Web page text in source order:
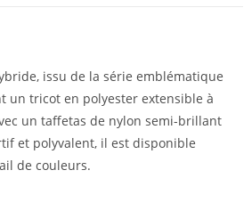
issu de la série emblématique
un tricot en polyester extensible à
un taffetas de nylon semi-brillant
et polyvalent, il est disponible
de couleurs.